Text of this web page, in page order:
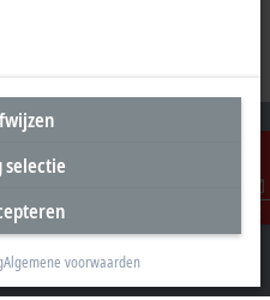
Contact
selectie
Algemene voorwaarden